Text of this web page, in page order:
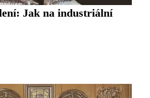
Jak na industriální